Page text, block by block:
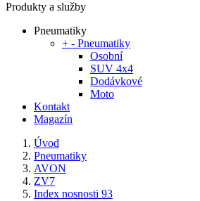
Produkty a služby
Pneumatiky
+ - Pneumatiky
Osobní
SUV 4x4
Dodávkové
Moto
Kontakt
Magazín
Úvod
Pneumatiky
AVON
ZV7
Index nosnosti 93